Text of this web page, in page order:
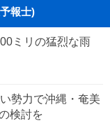
報士)
ミリの猛烈な雨
勢力で沖縄・奄美
検討を